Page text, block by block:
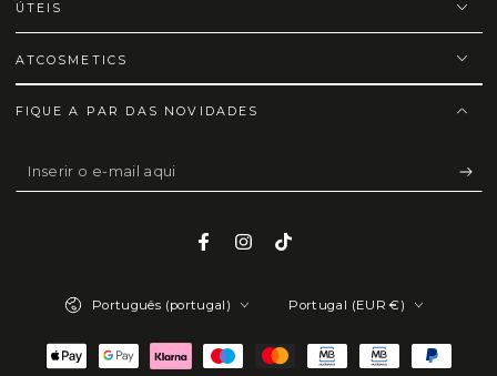
ÚTEIS
ATCOSMETICS
FIQUE A PAR DAS NOVIDADES
Inserir
o
Facebook
Instagram
TikTok
Português (portugal) Portugal (EUR €)
Métodos